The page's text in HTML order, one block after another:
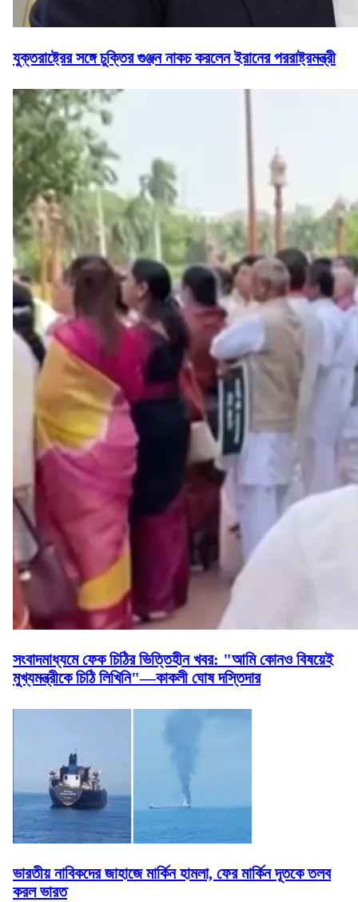
যুক্তরাষ্ট্রের সঙ্গে চুক্তির গুঞ্জন নাকচ করলেন ইরানের পররাষ্ট্রমন্ত্রী
সংবাদমাধ্যমে ফেক চিঠির ভিত্তিহীন খবর: "আমি কোনও বিষয়েই
মুখ্যমন্ত্রীকে চিঠি লিখিনি"—কাকলী ঘোষ দস্তিদার
ভারতীয় নাবিকদের জাহাজে মার্কিন হামলা, ফের মার্কিন দূতকে তলব
করল ভারত